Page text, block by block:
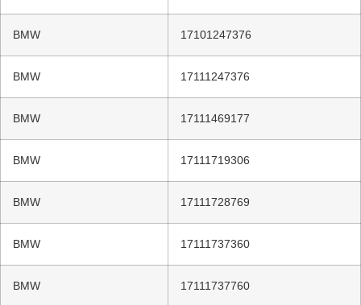
BMW 17101247376
BMW 17111247376
BMW 17111469177
BMW 17111719306
BMW 17111728769
BMW 17111737360
BMW 17111737760